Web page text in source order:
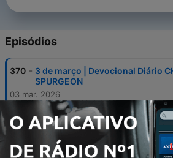
Episódios
370 - 3 de março | Devocional Diário
SPURGEON
03 mar. 2026
369 - 30 de outubro | Devocional
SPURGEON
30 out. 2025